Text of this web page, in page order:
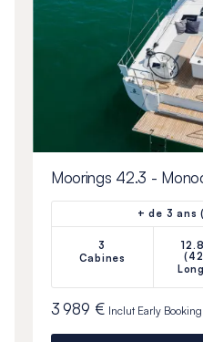
Moorings 42.3 -
+ de 3 ans
3
Cabines
3 989 € Inclut Early